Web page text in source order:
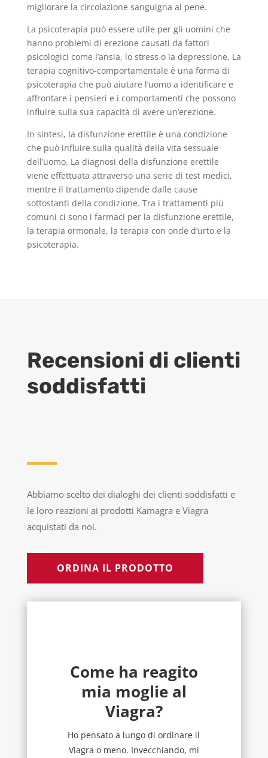
migliorare la circolazione sanguigna al pene.
La psicoterapia può essere utile per gli uomini che
hanno problemi di erezione causati da fattori
psicologici come l’ansia, lo stress o la depressione. La
terapia cognitivo-comportamentale è una forma di
psicoterapia che può aiutare l’uomo a identificare e
affrontare i pensieri e i comportamenti che possono
influire sulla sua capacità di avere un’erezione.
In sintesi, la disfunzione erettile è una condizione
che può influire sulla qualità della vita sessuale
dell’uomo. La diagnosi della disfunzione erettile
viene effettuata attraverso una serie di test medici,
mentre il trattamento dipende dalle cause
sottostanti della condizione. Tra i trattamenti più
comuni ci sono i farmaci per la disfunzione erettile,
la terapia ormonale, la terapia con onde d’urto e la
psicoterapia.
Recensioni di clienti
soddisfatti
Abbiamo scelto dei dialoghi dei clienti soddisfatti e
le loro reazioni ai prodotti Kamagra e Viagra
acquistati da noi.
ORDINA IL PRODOTTO
Come ha reagito
mia moglie al
Viagra?
Ho pensato a lungo di ordinare il
Viagra o meno. Invecchiando, mi